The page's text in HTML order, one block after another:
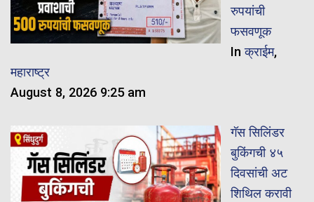
रुपयांची
फसवणूक
Inक्राईम,
महाराष्ट्र
August 8, 2026 9:25 am
गॅस सिलिंडर
बुकिंगची ४५
दिवसांची अट
शिथिल करावी